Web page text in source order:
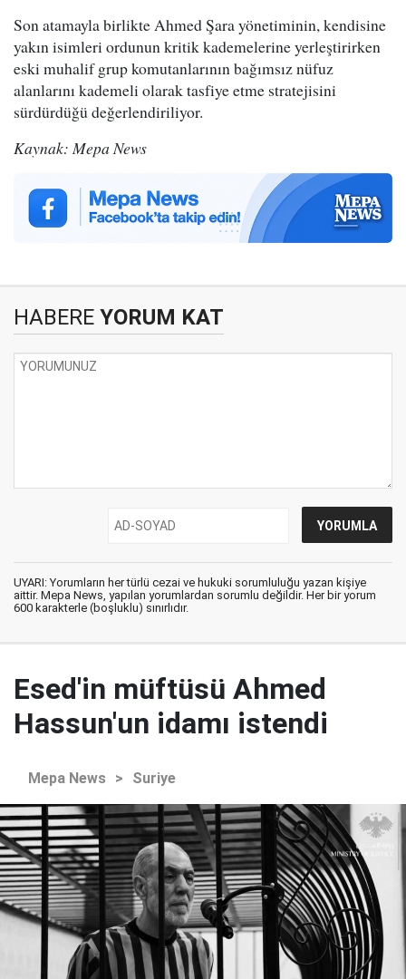
Son atamayla birlikte Ahmed Şara yönetiminin, kendisine
yakın isimleri ordunun kritik kademelerine yerleştirirken
eski muhalif grup komutanlarının bağımsız nüfuz
alanlarını kademeli olarak tasfiye etme stratejisini
sürdürdüğü değerlendiriliyor.
Kaynak: Mepa News
HABERE YORUM KAT
UYARI: Yorumların her türlü cezai ve hukuki sorumluluğu yazan kişiye
aittir. Mepa News, yapılan yorumlardan sorumlu değildir. Her bir yorum
600 karakterle (boşluklu) sınırlıdır.
Esed'in müftüsü Ahmed
Hassun'un idamı istendi
Mepa News > Suriye